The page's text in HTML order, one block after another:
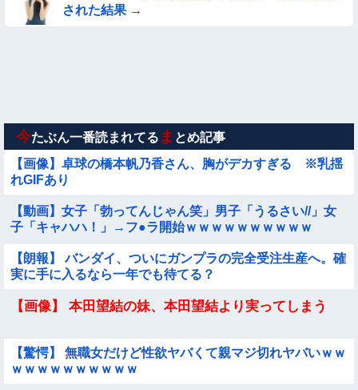
画】
された結果 →
今たぶん一番読まれてる ま とめ記事
【画像】卓球の橋本帆乃香さん、胸がデカすぎる ※乳揺
れGIFあり
【動画】女子「勃ってんじゃん笑」男子「うるさい//」女
子「キャハハ！」→フ●ラ開始ｗｗｗｗｗｗｗｗｗｗ
【朗報】 バンダイ、ついにガンプラの完全受注生産へ。確
実に手に入るなら一年でも待てる？
【画像】 本田望結の妹、本田望結より実ってしまう
【驚愕】 無職女だけど性欲ヤバくて親マジ切れヤバいｗｗ
ｗｗｗｗｗｗｗｗｗｗ